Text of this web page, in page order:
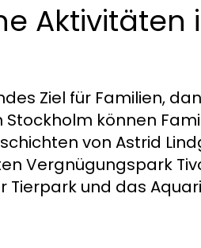
Aktivitäten
Ziel für Familien,
können
von Astrid
Vergnügungspark
und das